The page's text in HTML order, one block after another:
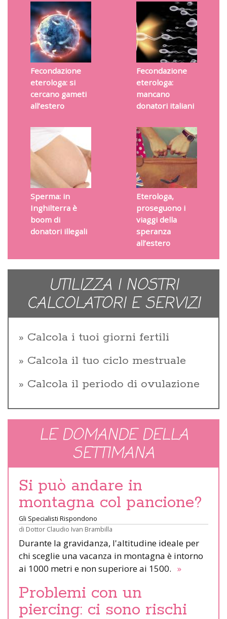
Fecondazione
eterologa: si
cercano gameti
all’estero
Fecondazione
eterologa:
mancano
donatori italiani
Sperma: in
Inghilterra è
boom di
donatori illegali
Eterologa,
proseguono i
viaggi della
speranza
all’estero
UTILIZZA I NOSTRI
CALCOLATORI E SERVIZI
Calcola i tuoi giorni fertili
Calcola il tuo ciclo mestruale
Calcola il periodo di ovulazione
LE DOMANDE DELLA
SETTIMANA
Si può andare in
montagna col pancione?
Gli Specialisti Rispondono
di Dottor Claudio Ivan Brambilla
Durante la gravidanza, l'altitudine ideale per
chi sceglie una vacanza in montagna è intorno
ai 1000 metri e non superiore ai 1500. »
Problemi con un
piercing: ci sono rischi